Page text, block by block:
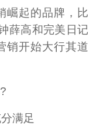
崛起的品牌，比
薛高和完美日记
销开始大行其道
满足